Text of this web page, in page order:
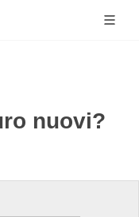
nuovi?